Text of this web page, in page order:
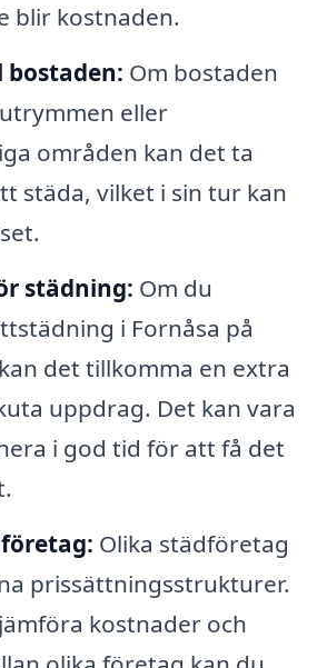
blir kostnaden.
Om bostaden
eller
områden kan det ta
städa, vilket i sin tur kan
städning: Om du
i Fornåsa på
det tillkomma en extra
uppdrag. Det kan vara
i god tid för att få det
Olika städföretag
prissättningsstrukturer.
kostnader och